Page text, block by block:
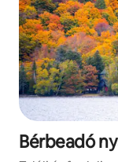
Bérbeadó